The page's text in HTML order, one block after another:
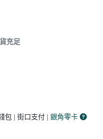
充足
包 | 街口支付 | 銀角零卡